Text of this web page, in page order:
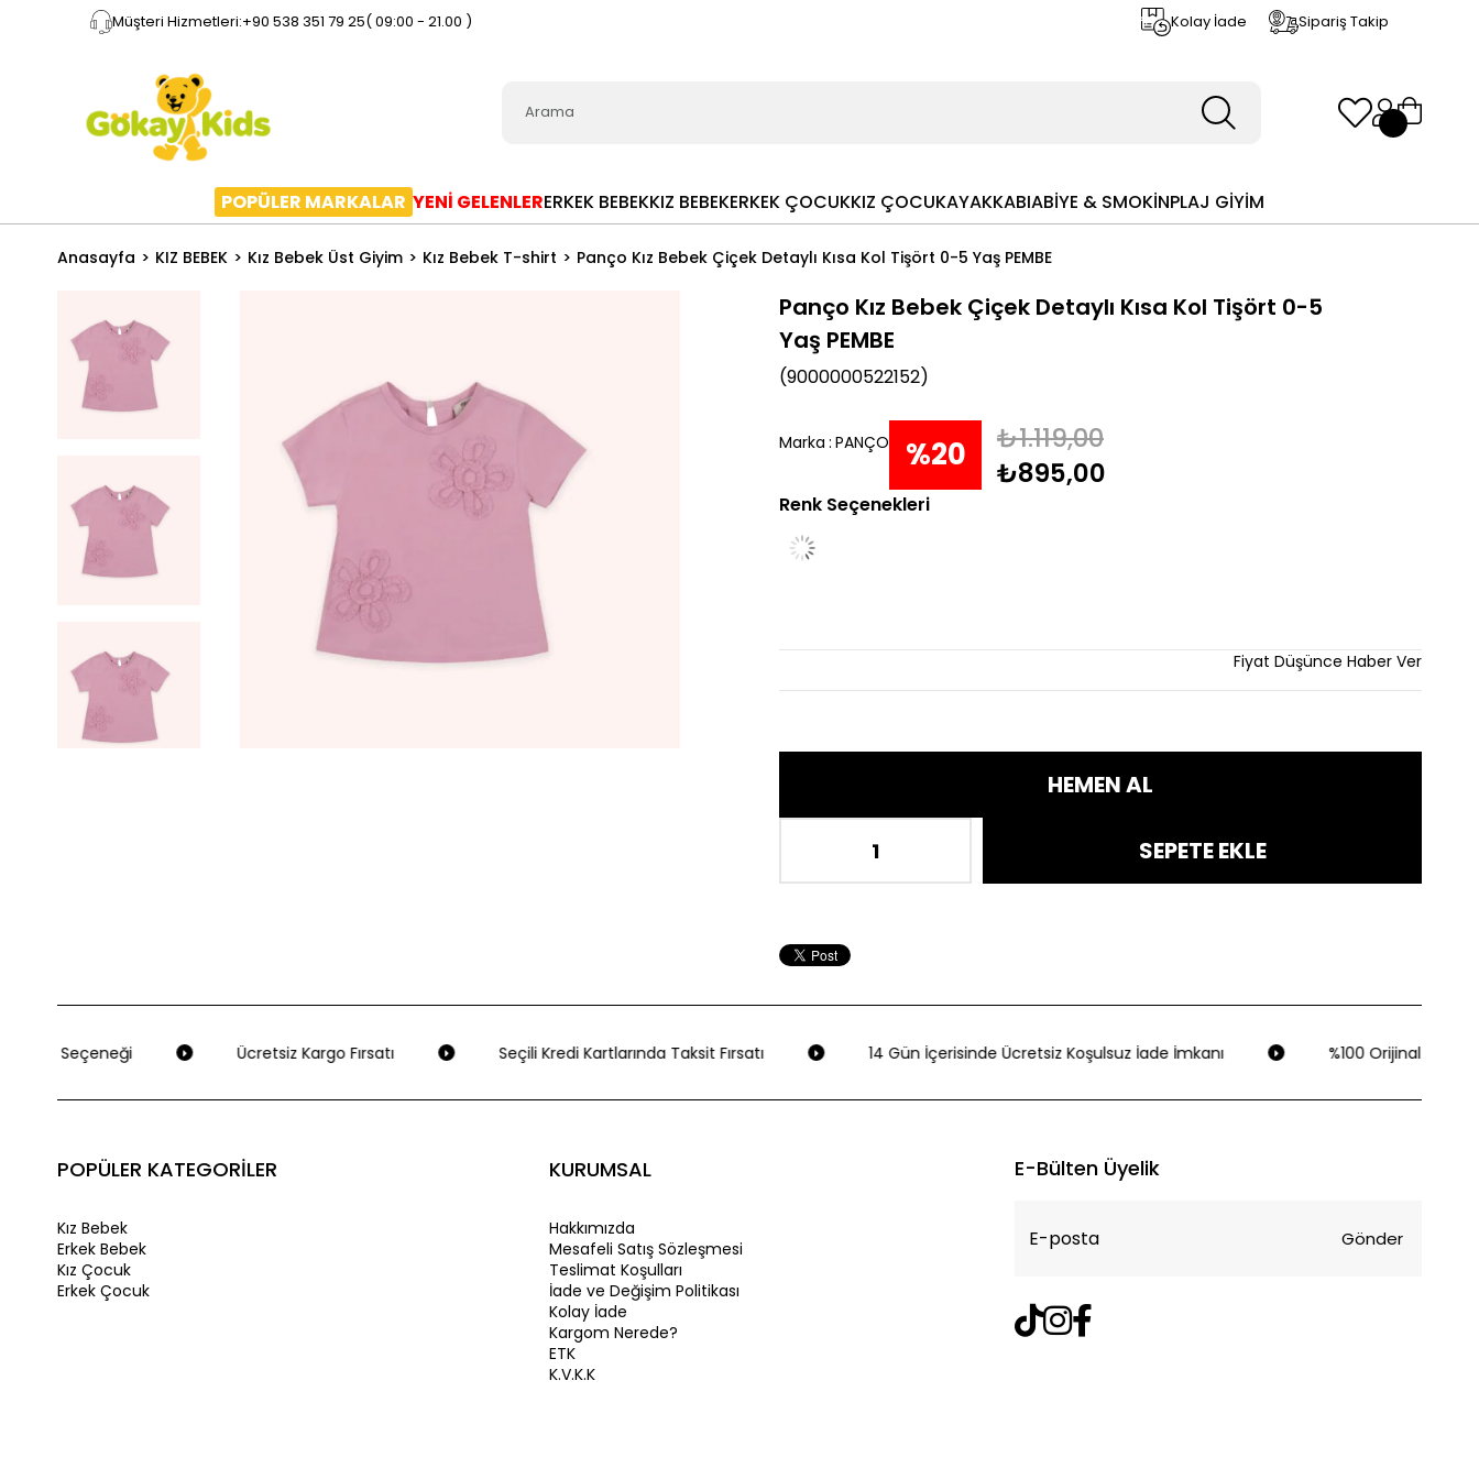
Müşteri Hizmetleri:+90 538 351 79 25( 09:00 - 21.00 ) Kolay İade Sipariş Takip
POPÜLER MARKALAR YENİ GELENLERERKEK BEBEKKIZ BEBEKERKEK ÇOCUKKIZ ÇOCUKAYAKKABIABİYE & SMOKİNPLAJ GİYİM
Anasayfa KIZ BEBEK Kız Bebek Üst Giyim Kız Bebek T-shirt Panço Kız Bebek Çiçek Detaylı Kısa Kol Tişört 0-5 Yaş PEMBE
Panço Kız Bebek Çiçek Detaylı Kısa Kol Tişört 0-5
Yaş PEMBE
(9000000522152)
Marka : PANÇO %20
İndirim
₺1.119,00
₺895,00
Renk Seçenekleri
Fiyat Düşünce Haber Ver
Seçeneği Ücretsiz Kargo Fırsatı Seçili Kredi Kartlarında Taksit Fırsatı 14 Gün İçerisinde Ücretsiz Koşulsuz İade İmkanı %100 Orijinal Ürün
POPÜLER KATEGORİLER
Kız Bebek
Erkek Bebek
Kız Çocuk
Erkek Çocuk
KURUMSAL
Hakkımızda
Mesafeli Satış Sözleşmesi
Teslimat Koşulları
İade ve Değişim Politikası
Kolay İade
Kargom Nerede?
ETK
K.V.K.K
E-Bülten Üyelik
Gönder